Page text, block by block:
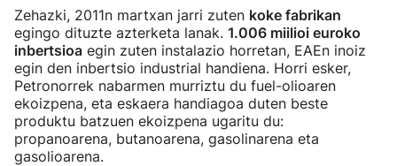
Zehazki, 2011n martxan jarri zuten koke fabrikan
egingo dituzte azterketa lanak. 1.006 miilioi euroko
inbertsioa egin zuten instalazio horretan, EAEn inoiz
egin den inbertsio industrial handiena. Horri esker,
Petronorrek nabarmen murriztu du fuel-olioaren
ekoizpena, eta eskaera handiagoa duten beste
produktu batzuen ekoizpena ugaritu du:
propanoarena, butanoarena, gasolinarena eta
gasolioarena.